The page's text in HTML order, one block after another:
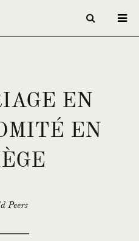
EN
EN
Peers